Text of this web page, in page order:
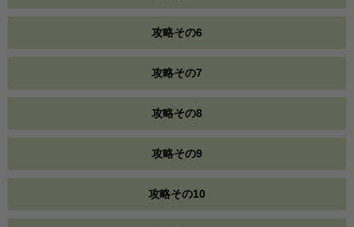
攻略その6
攻略その7
攻略その8
攻略その9
攻略その10